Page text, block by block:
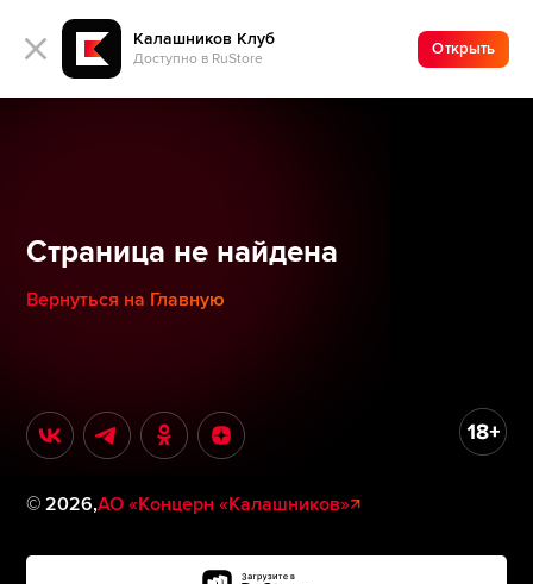
Калашников Клуб
Доступно в RuStore
Открыть
Страница не найдена
Вернуться на Главную
©2026,АО «Концерн «Калашников»